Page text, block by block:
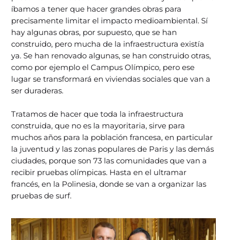
íbamos a tener que hacer grandes obras para
precisamente limitar el impacto medioambiental. Sí
hay algunas obras, por supuesto, que se han
construido, pero mucha de la infraestructura existía
ya. Se han renovado algunas, se han construido otras,
como por ejemplo el Campus Olímpico, pero ese
lugar se transformará en viviendas sociales que van a
ser duraderas.
Tratamos de hacer que toda la infraestructura
construida, que no es la mayoritaria, sirve para
muchos años para la población francesa, en particular
la juventud y las zonas populares de Paris y las demás
ciudades, porque son 73 las comunidades que van a
recibir pruebas olímpicas. Hasta en el ultramar
francés, en la Polinesia, donde se van a organizar las
pruebas de surf.